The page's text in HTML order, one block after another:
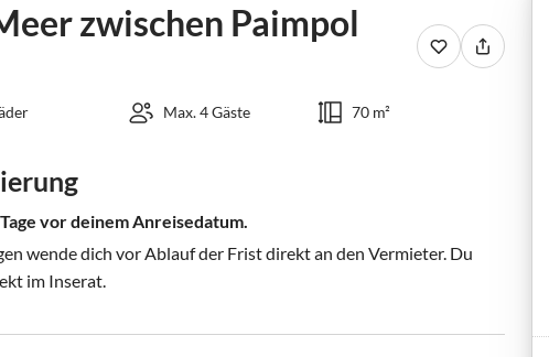
zwischen Paimpol
Max. 4 Gäste 70 m²
vor deinem Anreisedatum.
wende dich vor Ablauf der Frist direkt an den Vermieter. Du
im Inserat.